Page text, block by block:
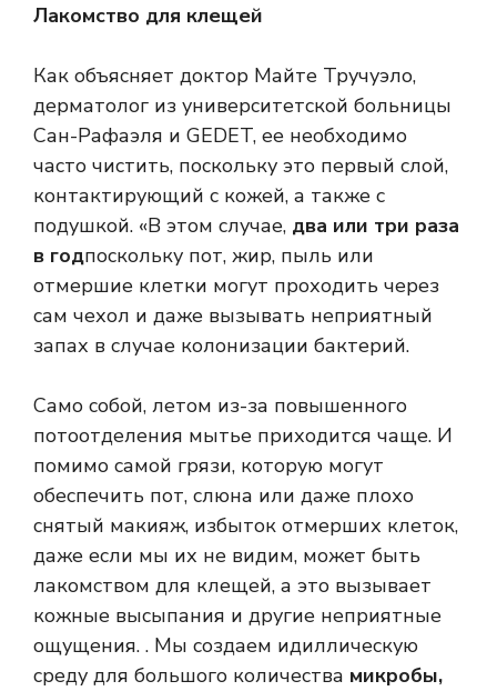
Лакомство для клещей
Как объясняет доктор Майте Тручуэло,
дерматолог из университетской больницы
Сан-Рафаэля и GEDET, ее необходимо
часто чистить, поскольку это первый слой,
контактирующий с кожей, а также с
подушкой. «В этом случае, два или три раза
в годпоскольку пот, жир, пыль или
отмершие клетки могут проходить через
сам чехол и даже вызывать неприятный
запах в случае колонизации бактерий.
Само собой, летом из-за повышенного
потоотделения мытье приходится чаще. И
помимо самой грязи, которую могут
обеспечить пот, слюна или даже плохо
снятый макияж, избыток отмерших клеток,
даже если мы их не видим, может быть
лакомством для клещей, а это вызывает
кожные высыпания и другие неприятные
ощущения. . Мы создаем идиллическую
среду для большого количества микробы,